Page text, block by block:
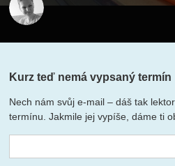
Kurz teď nemá vypsaný termín
Nech nám svůj e-mail – dáš tak
termínu. Jakmile jej vypíše, dáme ti